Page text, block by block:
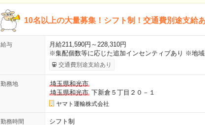
10名以上の大量募集！シフト制！交通費別途支給
給与
月給211,590円～228,310円
※集配個数等に応じた追加インセンティブあり ※地域
交通費別途支給あり
勤務地
埼玉県和光市
埼玉県和光市下新倉５丁目２０－１
ヤマト運輸株式会社
勤務時間
シフト制